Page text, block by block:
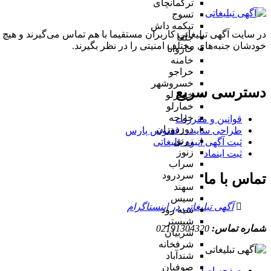
ترکمانچای
تسوج
تیکمه داش
جلفا
خاروانا
خامنه
خراجو
خسروشهر
خضرلو
خمارلو
خواجه
دوزدوزان
زرنق
زنوز
سراب
سردرود
سهند
سیس
سیه رود
شبستر
شربیان
شرفخانه
شندآباد
صوفیان
در سایت آگهی تبلیغاتی کاربران مستقیما با هم تماس می‌گیرند و
خودشان جنبه‌های مختلف امنیتی را در نظر بگیرند.
دسترسی سریع
قوانین و مقررات
طراحی سایت : ققنوس پارس
ثبت آگهی انبوه تبلیغاتی
ثبت اینماد
تماس با ما
آگهی تبلیغاتی در اینستاگرام
شماره تماس: 02191304320